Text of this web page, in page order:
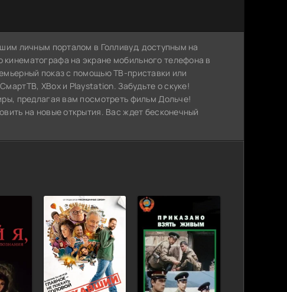
личным порталом в Голливуд, доступным на
на экране мобильного телефона в
показ с помощью ТВ-приставки или
XBox и Playstation. Забудьте о скуке!
предлагая вам посмотреть фильм Дольче!
на новые открытия. Вас ждет бесконечный